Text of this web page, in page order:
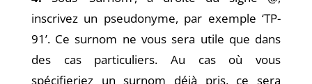
inscrivez un pseudonyme, par exemple ‘TP-
91’. Ce surnom ne voussera utile que dans
des cas particuliers. Au cas où vous
spécifieriez un surnom déjà pris, ce sera